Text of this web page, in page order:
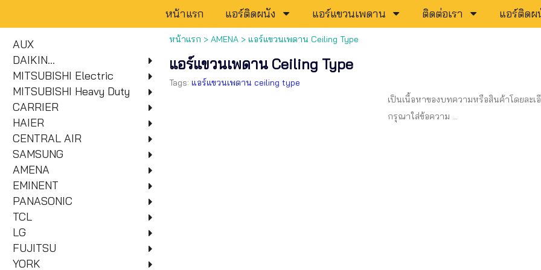
หน้าแรก แอร์ติดผนัง แอร์แขวนเพดาน ติดต่อเรา แอร์ติดผ
AUX
DAIKIN...
MITSUBISHI Electric
MITSUBISHI Heavy Duty
CARRIER
HAIER
CENTRAL AIR
SAMSUNG
AMENA
EMINENT
PANASONIC
TCL
LG
FUJITSU
YORK
หน้าแรก > AMENA> แอร์แขวนเพดาน Ceiling Type
แอร์แขวนเพดาน Ceiling Type
Tags: แอร์แขวนเพดาน ceiling type
เป็นเนื้อหาของบทความหรือสินค้าโดยละเ
กรุณาใส่ข้อความ …